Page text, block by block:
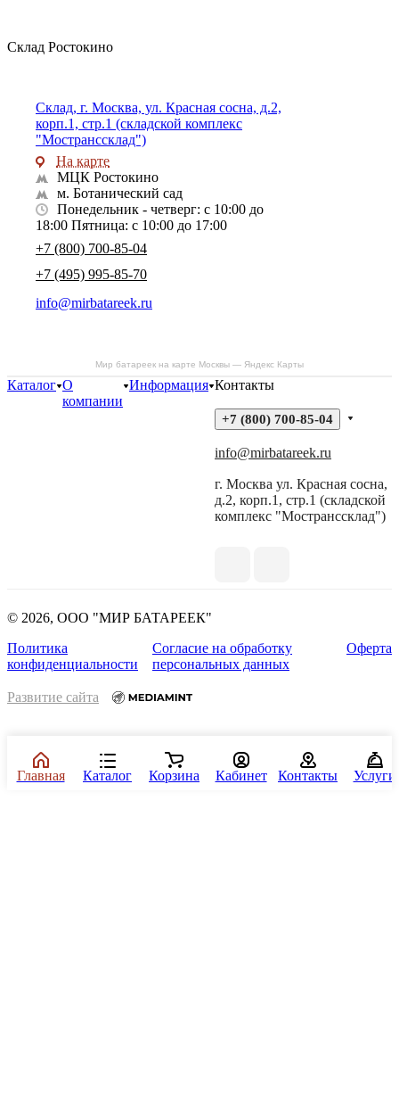
Мир батареек на карте Москвы — Яндекс Карты
Склад Ростокино
Склад, г. Москва, ул. Красная сосна, д.2,
корп.1, стр.1 (складской комплекс
"Мостранссклад")
На карте
МЦК Ростокино
м. Ботанический сад
Понедельник - четверг: с 10:00 до
18:00 Пятница: с 10:00 до 17:00
+7 (800) 700-85-04
+7 (495) 995-85-70
info@mirbatareek.ru
Каталог О
компании
Информация Контакты
+7 (800) 700-85-04
info@mirbatareek.ru
г. Москва ул. Красная сосна,
д.2, корп.1, стр.1 (складской
комплекс "Мостранссклад")
© 2026, ООО "МИР БАТАРЕЕК"
Политика
конфиденциальности
Согласие на обработку
персональных данных
Оферта
Развитие сайта
Главная Каталог Корзина Кабинет Контакты Услуги